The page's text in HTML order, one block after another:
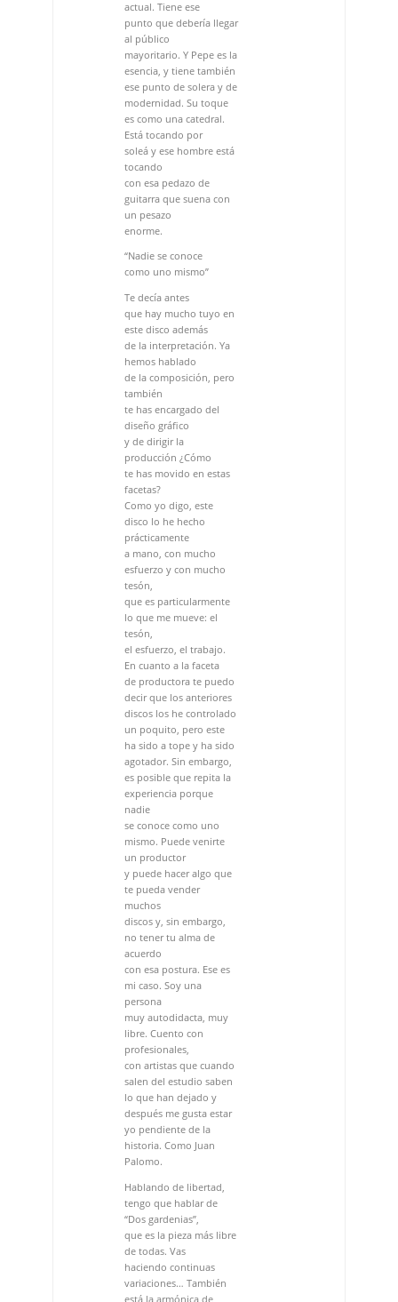
Está tocando por
soleá y ese hombre está
tocando
con esa pedazo de
guitarra que suena con
un pesazo
“Nadie se conoce
como uno mismo”
Te decía antes
que hay mucho tuyo en
este disco además
de la interpretación. Ya
de la composición, pero
también
te has encargado del
diseño gráfico
y de dirigir la
producción ¿Cómo
te has movido en estas
facetas?
Como yo digo, este
disco lo he hecho
prácticamente
a mano, con mucho
esfuerzo y con mucho
tesón,
que es particularmente
lo que me mueve: el
tesón,
el esfuerzo, el trabajo.
En cuanto a la faceta
de productora te puedo
decir que los anteriores
discos los he controlado
un poquito, pero este
ha sido a tope y ha sido
agotador. Sin embargo,
es posible que repita la
experiencia porque
nadie
se conoce como uno
mismo. Puede venirte
un productor
y puede hacer algo que
te pueda vender
muchos
discos y, sin embargo,
acuerdo
con esa postura. Ese es
mi caso. Soy una
persona
muy autodidacta, muy
libre. Cuento con
profesionales,
con artistas que cuando
salen del estudio saben
lo que han dejado y
después me gusta estar
yo pendiente de la
historia. Como Juan
Palomo.
Hablando de libertad,
tengo que hablar de
“Dos gardenias”,
que es la pieza más libre
de todas. Vas
haciendo continuas
variaciones… También
está la armónica de
Antonio Serrano,
que a mí me suena a
música porteña,
y todo va
evolucionando, sin
repetir nada. Y al
final tampoco se cierra